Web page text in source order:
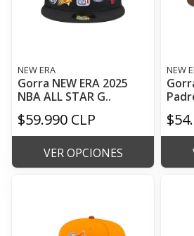
NEW ERA
Gorra NEW ERA 2025
NBA ALL STAR G..
$59.990 CLP
VER OPCIONES
NEW